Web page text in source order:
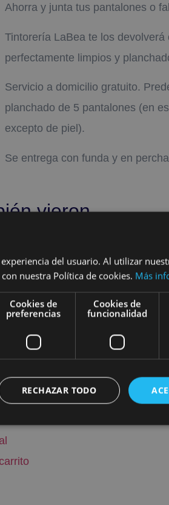
Ahorra y junta tus pantalones o
Tintorería LaBea te los
perfectamente limpios y
Servicio a domicilio gratuito.
planchado de 5 pantalones (en
excepto de piel).
Se entrega con funda y en
vieron
AMERICANA
al
carrito
del usuario. Al utilizar
nuestra Política de cookies. Más
Cookies de
preferencias
Cookies de
funcionalidad
RECHAZAR TODO